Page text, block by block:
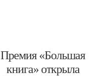
​Премия «Большая
книга» открыла